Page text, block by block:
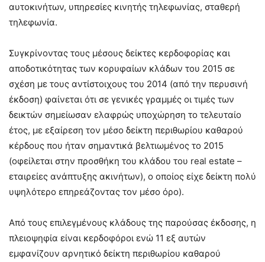
αυτοκινήτων, υπηρεσίες κινητής τηλεφωνίας, σταθερή
τηλεφωνία.
Συγκρίνοντας τους μέσους δείκτες κερδοφορίας και
αποδοτικότητας των κορυφαίων κλάδων του 2015 σε
σχέση με τους αντίστοιχους του 2014 (από την περυσινή
έκδοση) φαίνεται ότι σε γενικές γραμμές οι τιμές των
δεικτών σημείωσαν ελαφρώς υποχώρηση το τελευταίο
έτος, με εξαίρεση τον μέσο δείκτη περιθωρίου καθαρού
κέρδους που ήταν σημαντικά βελτιωμένος το 2015
(οφείλεται στην προσθήκη του κλάδου του real estate –
εταιρείες ανάπτυξης ακινήτων), ο οποίος είχε δείκτη πολύ
υψηλότερο επηρεάζοντας τον μέσο όρο).
Από τους επιλεγμένους κλάδους της παρούσας έκδοσης, η
πλειοψηφία είναι κερδοφόροι ενώ 11 εξ αυτών
εμφανίζουν αρνητικό δείκτη περιθωρίου καθαρού